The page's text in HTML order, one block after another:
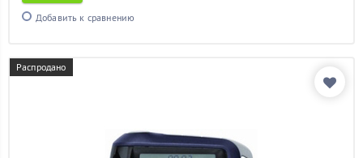
Добавить к сравнению
Распродано